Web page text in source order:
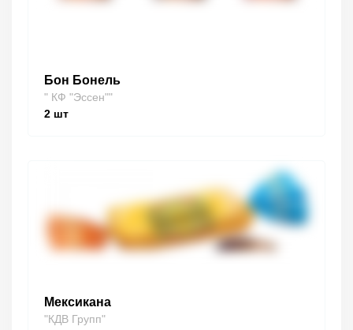
Бон Бонель
" КФ "Эссен""
2 шт
Мексикана
"КДВ Групп"